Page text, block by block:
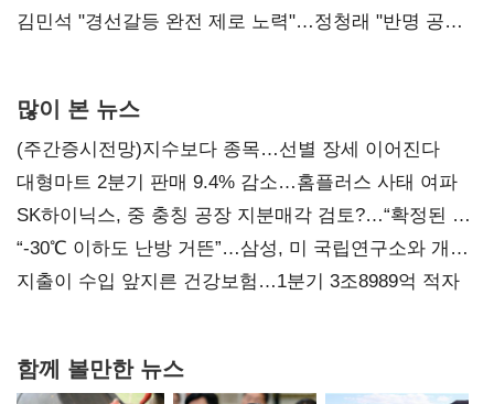
다툼 격화
김민석 "경선갈등 완전 제로 노력"…정청래 "반명 공세
많이 본 뉴스
(주간증시전망)지수보다 종목…선별 장세 이어진다
대형마트 2분기 판매 9.4% 감소…홈플러스 사태 여파
SK하이닉스, 중 충칭 공장 지분매각 검토?…“확정된 바
없어”
“-30℃ 이하도 난방 거뜬”…삼성, 미 국립연구소와 개발
협력
지출이 수입 앞지른 건강보험…1분기 3조8989억 적자
함께 볼만한 뉴스